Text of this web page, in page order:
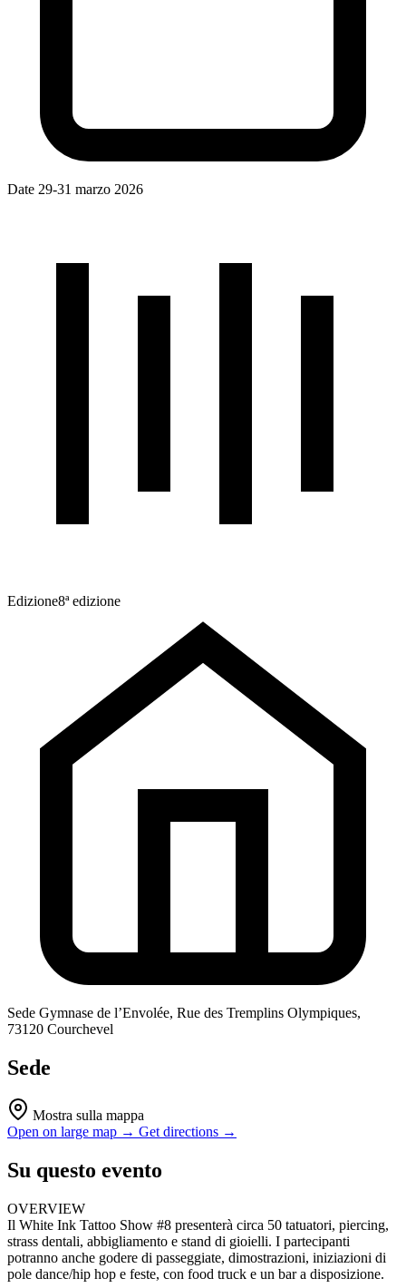
Date 29-31 marzo 2026
Edizione8ª edizione
Sede Gymnase de l’Envolée, Rue des Tremplins Olympiques,
73120 Courchevel
Sede
Mostra sulla mappa
Open on large map → Get directions →
Su questo evento
OVERVIEW
Il White Ink Tattoo Show #8 presenterà circa 50 tatuatori, piercing,
strass dentali, abbigliamento e stand di gioielli. I partecipanti
potranno anche godere di passeggiate, dimostrazioni, iniziazioni di
pole dance/hip hop e feste, con food truck e un bar a disposizione.